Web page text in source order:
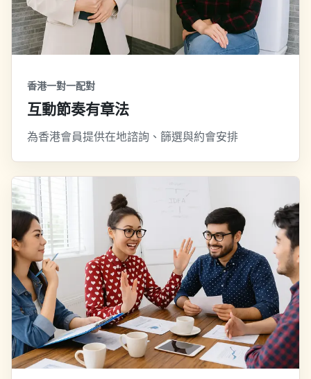
香港一對一配對
互動節奏有章法
為香港會員提供在地諮詢、篩選與約會安排